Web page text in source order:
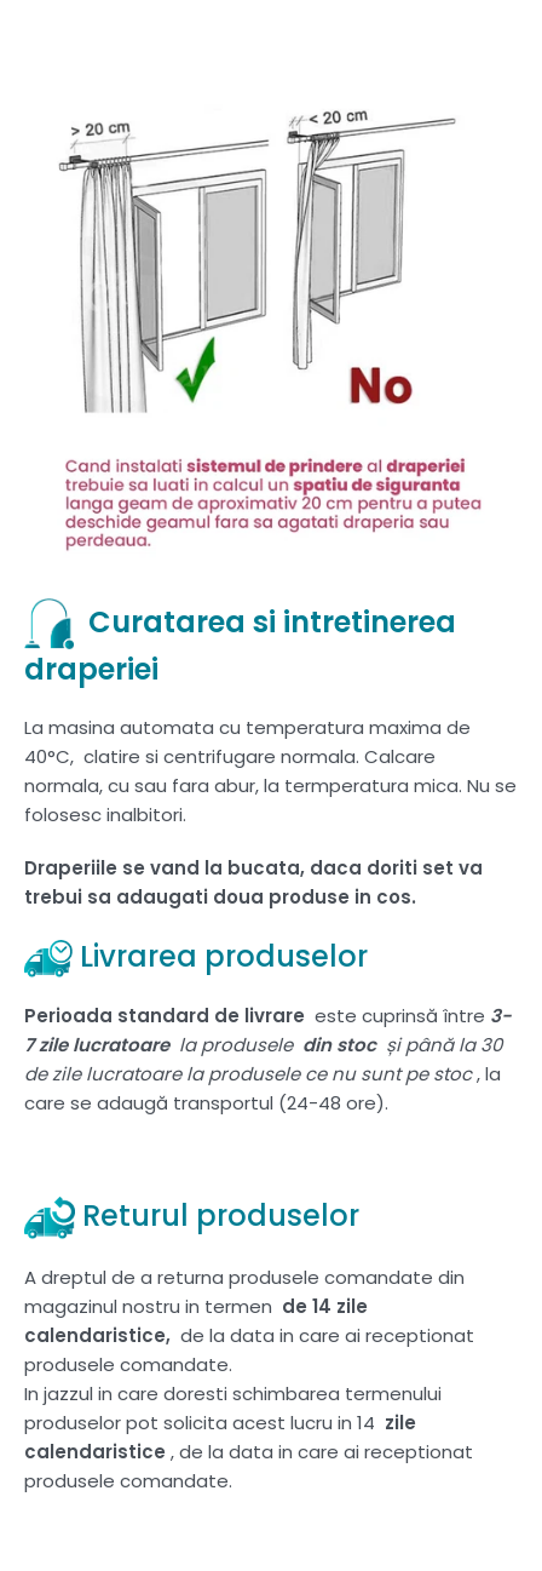
Curatarea si intretinerea
draperiei
La masina automata cu temperatura maxima de
40°C, clatire si centrifugare normala. Calcare
normala, cu sau fara abur, la termperatura mica. Nu se
folosesc inalbitori.
Draperiile se vand la bucata, daca doriti set va
trebui sa adaugati doua produse in cos.
Livrarea produselor
Perioada standard de livrare este cuprinsă între 3-
7 zile lucratoarela produsele din stocși până la 30
de zile lucratoare la produsele ce nu sunt pe stoc, la
care se adaugă transportul (24-48 ore).
Returul produselor
A dreptul de a returna produsele comandate din
magazinul nostru in termen de 14 zile
calendaristice, de la data in care ai receptionat
produsele comandate.
In jazzul in care doresti schimbarea termenului
produselor pot solicita acest lucru in 14 zile
calendaristice , de la data in care ai receptionat
produsele comandate.